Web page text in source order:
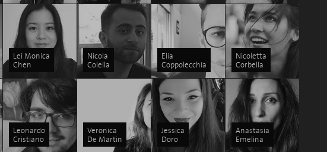
Lei Monica
Chen
Nicola
Colella
Elia
Coppolecchia
Nicoletta
Corbella
Leonardo
Cristiano
Veronica
De Martin
Jessica
Doro
Anastasia
Emelina